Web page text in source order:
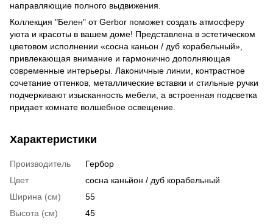
направляющие полного выдвижения.
Коллекция "Белен" от Gerbor поможет создать атмосферу
уюта и красоты в вашем доме! Представлена ​​в эстетическом
цветовом исполнении «сосна каньон / дуб корабельный»,
привлекающая внимание и гармонично дополняющая
современные интерьеры. Лаконичные линии, контрастное
сочетание оттенков, металлические вставки и стильные ручки
подчеркивают изысканность мебели, а встроенная подсветка
придает комнате волшебное освещение.
Характеристики
Производитель
Гербор
Цвет
сосна каньйон / дуб корабельный
Ширина (см)
55
Высота (см)
45